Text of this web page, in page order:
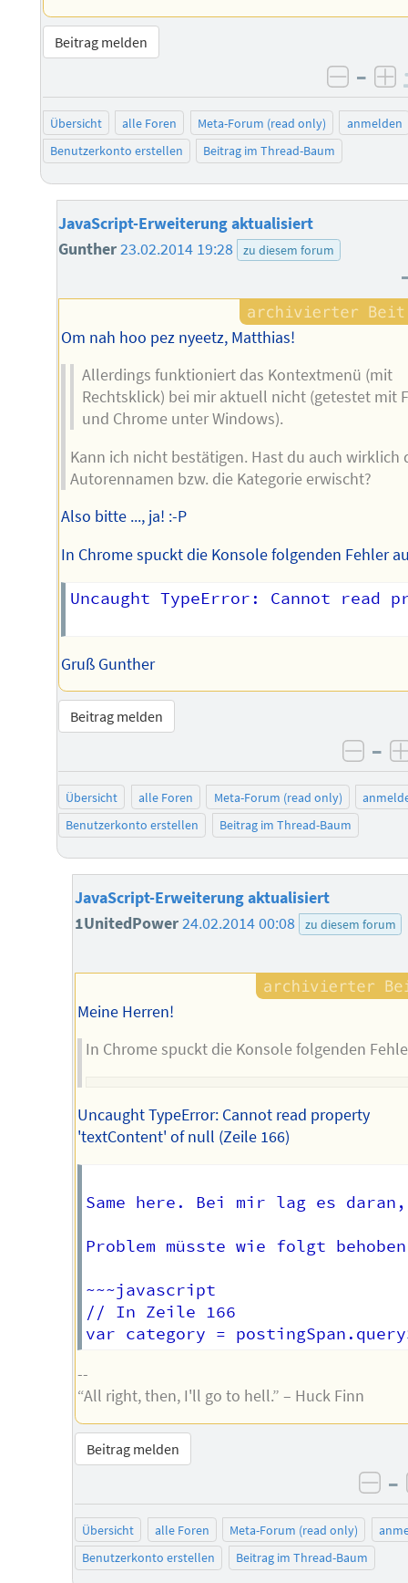
Beitrag melden
–
Übersicht alle Foren Meta-Forum (read only)
anmelden
Benutzerkonto erstellen
Beitrag im Thread-Baum
JavaScript-Erweiterung aktualisiert
Gunther23.02.2014 19:28 zu diesem forum
Om nah hoo pez nyeetz, Matthias!
Allerdings funktioniert das Kontextmenü (mit
Rechtsklick) bei mir aktuell nicht (getestet mit
und Chrome unter Windows).
Kann ich nicht bestätigen. Hast du auch wirklich
Autorennamen bzw. die Kategorie erwischt?
Also bitte ..., ja! :-P
In Chrome spuckt die Konsole folgenden Fehler
Uncaught TypeError: Cannot
Gruß Gunther
Beitrag melden
–
Übersicht alle Foren Meta-Forum (read only)
Benutzerkonto erstellen
Beitrag im Thread-Baum
JavaScript-Erweiterung aktualisiert
1UnitedPower24.02.2014 00:08 zu diesem forum
Meine Herren!
In Chrome spuckt die Konsole folgenden
Uncaught TypeError: Cannot read property
'textContent' of null (Zeile 166)
Same here. Bei mir lag es
Problem müsste wie folgt
~~~javascript
// In Zeile 166
--
“All right, then, I'll go to hell.” – Huck Finn
Beitrag melden
–
Übersicht alle Foren Meta-Forum (read only)
Benutzerkonto erstellen
Beitrag im Thread-Baum